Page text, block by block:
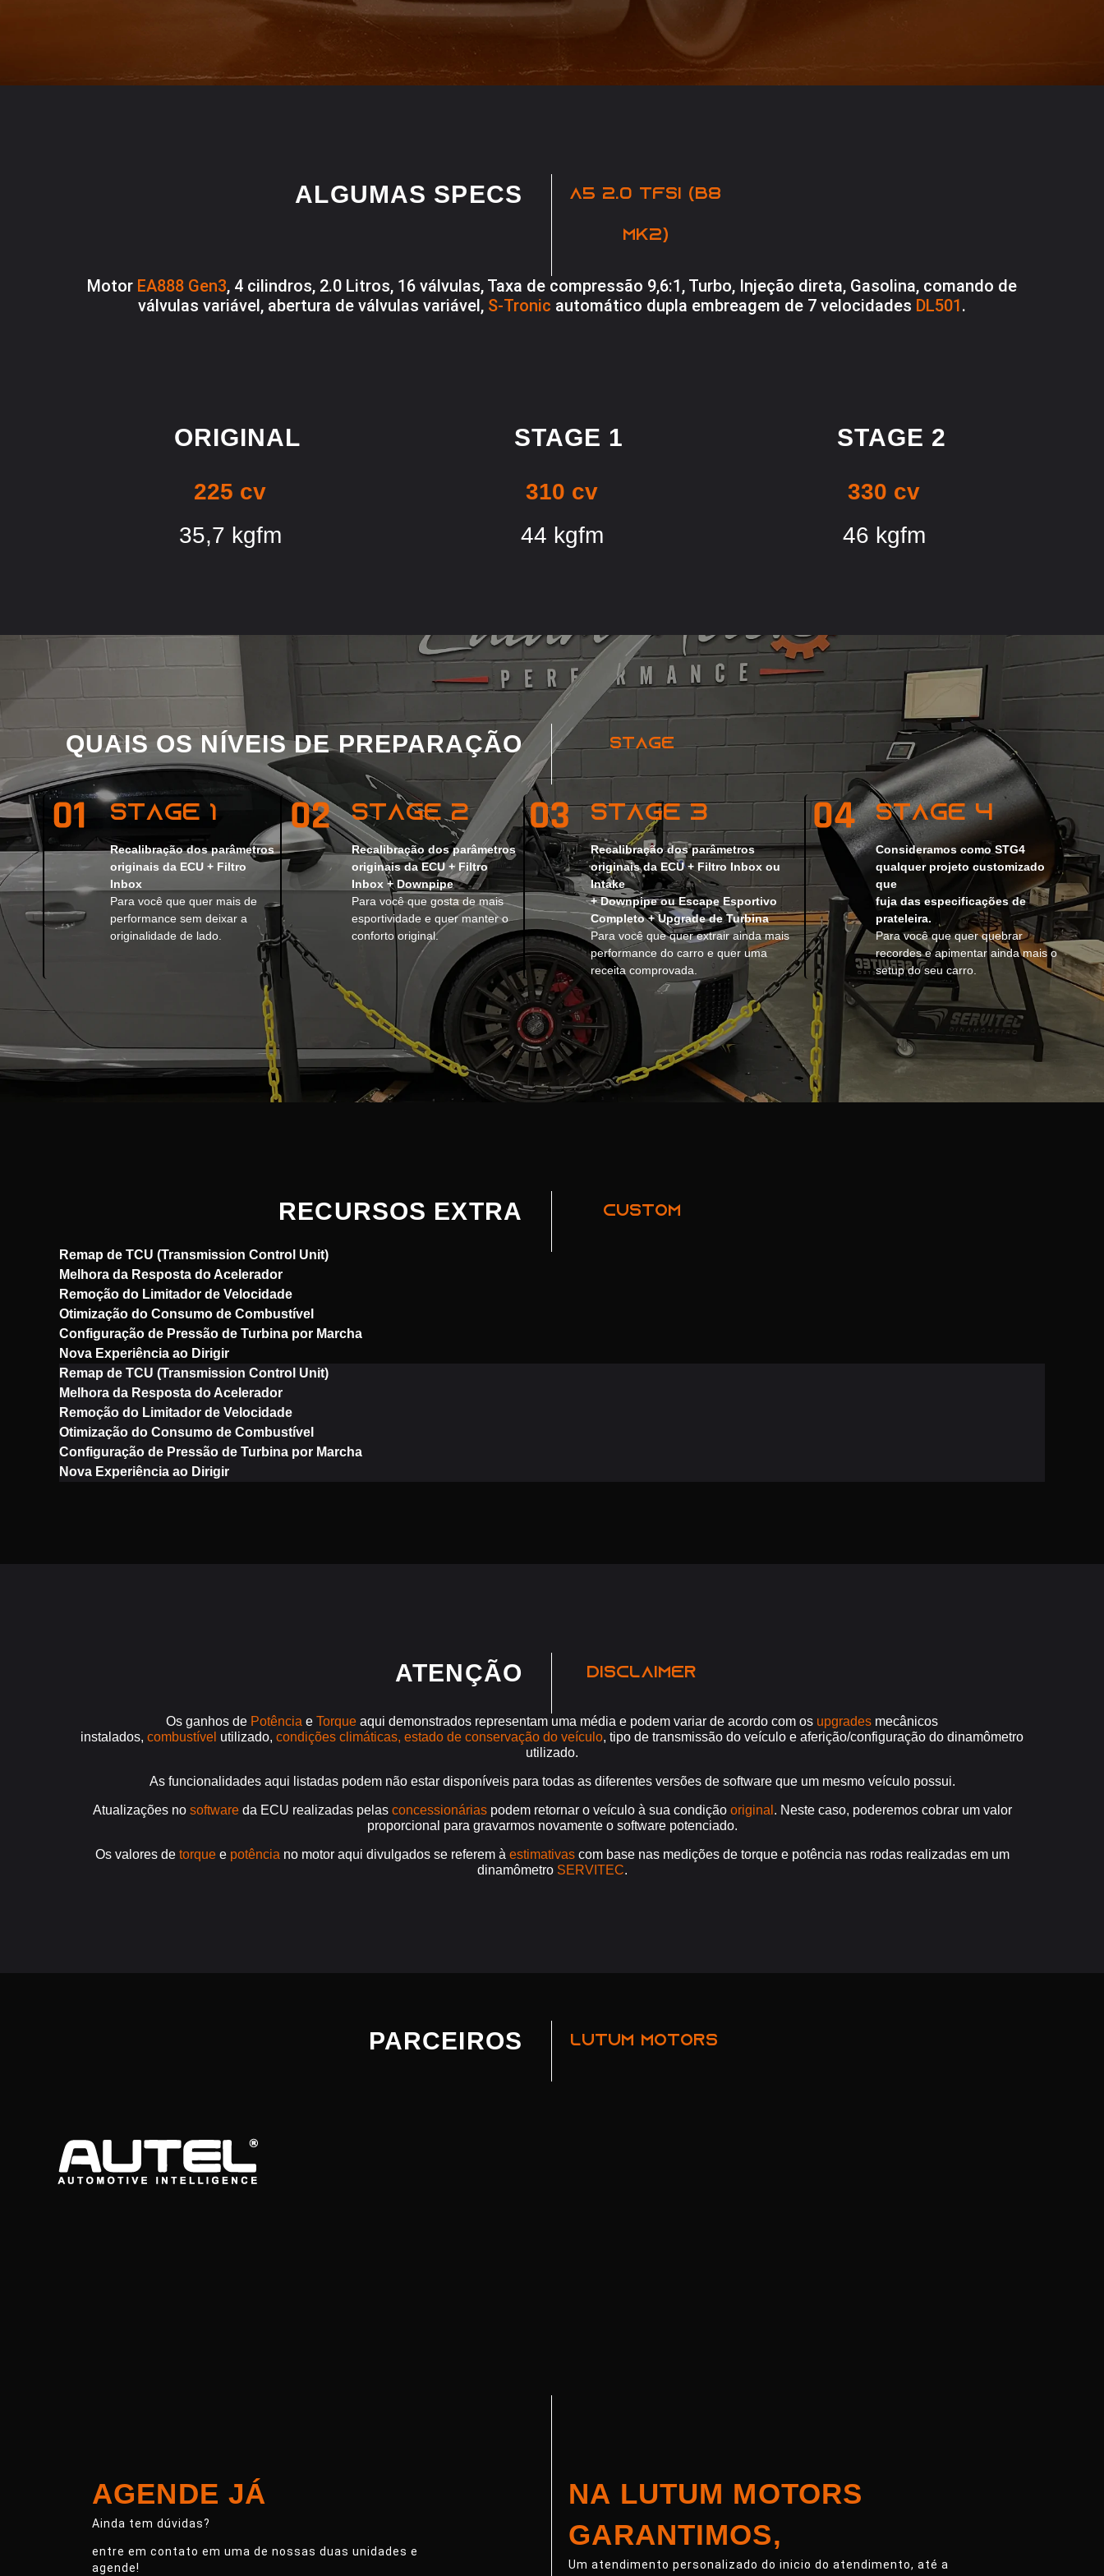
ALGUMAS SPECS A5 2.0 TFSI (B8
MK2)
Motor EA888 Gen3, 4 cilindros, 2.0 Litros, 16 válvulas, Taxa de compressão 9,6:1, Turbo, Injeção direta, Gasolina, comando de
válvulas variável, abertura de válvulas variável, S-Tronic automático dupla embreagem de 7 velocidades DL501.
ORIGINAL STAGE 1 STAGE 2
225 cv
35,7 kgfm
310 cv
44 kgfm
330 cv
46 kgfm
QUAIS OS NÍVEIS DE PREPARAÇÃO STAGE
Stage 1
Recalibração dos parâmetros
originais da ECU + Filtro
Inbox
Para você que quer mais de
performance sem deixar a
originalidade de lado.
Stage 2
Recalibração dos parâmetros
originais da ECU + Filtro
Inbox + Downpipe
Para você que gosta de mais
esportividade e quer manter o
conforto original.
Stage 3
Recalibração dos parâmetros
originais da ECU + Filtro Inbox ou
Intake
+ Downpipe ou Escape Esportivo
Completo + Upgrade de Turbina
Para você que quer extrair ainda mais
performance do carro e quer uma
receita comprovada.
Stage 4
Consideramos como STG4
qualquer projeto customizado
que
fuja das especificações de
prateleira.
Para você que quer quebrar
recordes e apimentar ainda mais o
setup do seu carro.
RECURSOS EXTRA CUSTOM
Remap de TCU (Transmission Control Unit)
Melhora da Resposta do Acelerador
Remoção do Limitador de Velocidade
Otimização do Consumo de Combustível
Configuração de Pressão de Turbina por Marcha
Nova Experiência ao Dirigir
Remap de TCU (Transmission Control Unit)
Melhora da Resposta do Acelerador
Remoção do Limitador de Velocidade
Otimização do Consumo de Combustível
Configuração de Pressão de Turbina por Marcha
Nova Experiência ao Dirigir
ATENÇÃO DISCLAIMER
Os ganhos de Potência e Torque aqui demonstrados representam uma média e podem variar de acordo com os upgrades mecânicos
instalados, combustível utilizado, condições climáticas, estado de conservação do veículo, tipo de transmissão do veículo e aferição/configuração do dinamômetro
utilizado.
As funcionalidades aqui listadas podem não estar disponíveis para todas as diferentes versões de software que um mesmo veículo possui.
Atualizações no softwareda ECU realizadas pelas concessionáriaspodem retornar o veículo à sua condição original . Neste caso, poderemos cobrar um valor
proporcional para gravarmos novamente o software potenciado.
Os valores de torquee potência no motor aqui divulgados se referem à estimativascom base nas medições de torque e potência nas rodas realizadas em um
dinamômetro SERVITEC.
PARCEIROS LUTUM MOTORS
AGENDE JÁ
Ainda tem dúvidas?
entre em contato em uma de nossas duas unidades e
agende!
NA LUTUM MOTORS
GARANTIMOS,
Um atendimento personalizado do inicio do atendimento, até a